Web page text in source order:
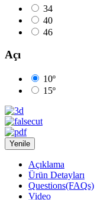
34
40
46
Açı
10º
15º
Açıklama
Ürün Detayları
Questions(FAQs)
Video